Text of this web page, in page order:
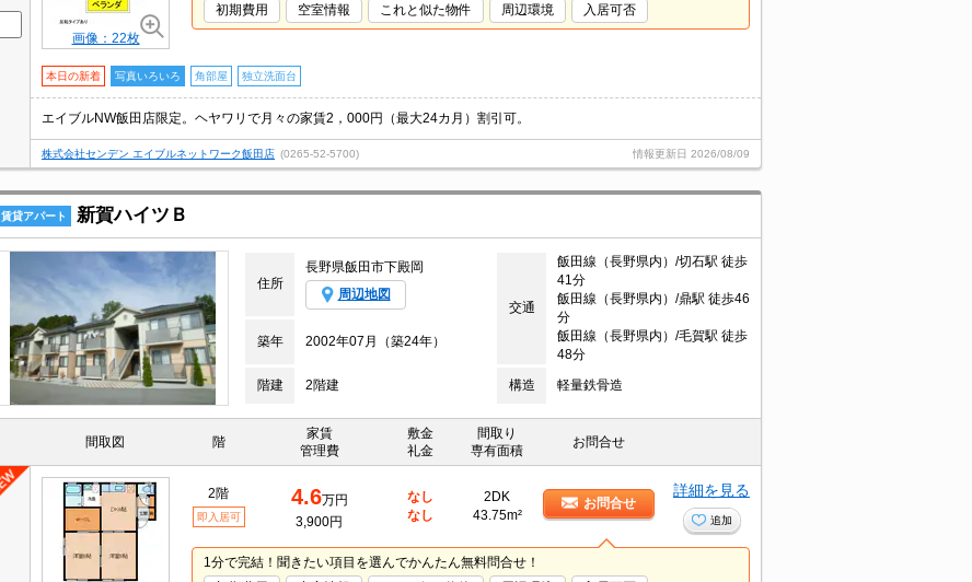
画像：22枚
初期費用
空室情報 これと似た物件 周辺環境 入居可否
本日の新着 写真いろいろ 角部屋 独立洗面台
エイブルNW飯田店限定。ヘヤワリで月々の家賃2，000円（最大24カ月）割引可。
株式会社センデン エイブルネットワーク飯田店 (0265-52-5700) 情報更新日 2026/08/09
賃貸アパート 新賀ハイツＢ
住所
長野県飯田市下殿岡
周辺地図
交通
飯田線（長野県内）/切石駅 徒歩
41分
飯田線（長野県内）/鼎駅 徒歩46
分
飯田線（長野県内）/毛賀駅 徒歩
48分
築年 2002年07月（築24年）
階建 2階建 構造 軽量鉄骨造
間取図 階
家賃
管理費
敷金
礼金
間取り
専有面積
お問合せ
2階
即入居可
4.6万円
3,900円
なし
なし
2DK
43.75m²
お問合せ
詳細を見る
追加
1分で完結！聞きたい項目を選んでかんたん無料問合せ！